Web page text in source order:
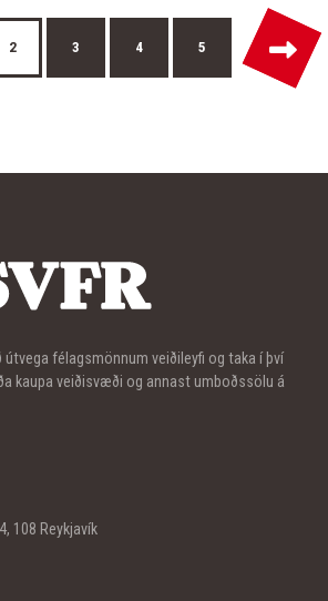
2 3 4 5 →
útvega félagsmönnum veiðileyfi og taka í því
kaupa veiðisvæði og annast umboðssölu á
108 Reykjavík